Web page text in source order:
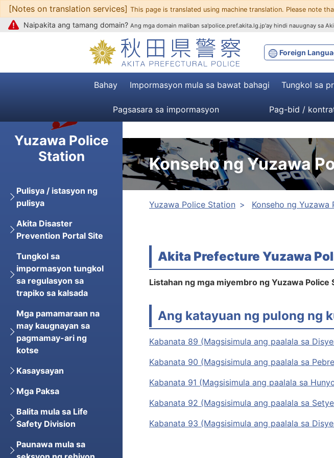
Upang mag-text
Foreign
Naipakita ang tamang domain? Ang mga domain maliban sa'police.pref.akita.lg.jp'ay hindi nauugnay sa
[Notes on translation services] This page is translated using machine translation. Please note
Bahay Impormasyon mula sa bawat bahagi Tungkol sa
Pagsasara sa impormasyon Pag-bid /
Konseho ng Yuzawa
Yuzawa Police Station Konseho ng Yuzawa
Akita Prefecture Yuzawa
Listahan ng mga miyembro ng Yuzawa
Ang katayuan ng pulong ng
Kabanata 89 (Magsisimula ang paalala sa
Kabanata 90 (Magsisimula ang paalala sa
Kabanata 91 (Magsisimula ang paalala sa
Kabanata 92 (Magsisimula ang paalala sa
Kabanata 93 (Magsisimula ang paalala sa
Yuzawa Police
Station
Pulisya / istasyon ng
pulisya
Akita Disaster
Prevention Portal Site
Tungkol sa
impormasyon tungkol
sa regulasyon sa
trapiko sa kalsada
Mga pamamaraan na
may kaugnayan sa
pagmamay-ari ng
kotse
Kasaysayan
Mga Paksa
Balita mula sa Life
Safety Division
Paunawa mula sa